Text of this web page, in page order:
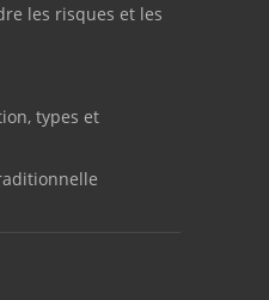
les risques et les
types et